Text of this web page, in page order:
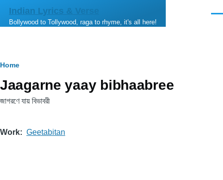
Skip to main content
Indian Lyrics & Verse
Bollywood to Tollywood, raga to rhyme, it's all here!
Breadcrumb
Home
Jaagarne yaay bibhaabree
জাগরণে যায় বিভাবরী
Work Geetabitan